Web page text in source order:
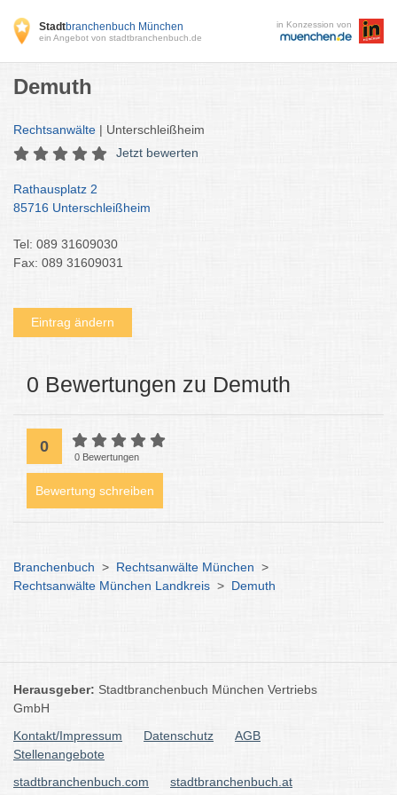
Stadtbranchenbuch München
ein Angebot von stadtbranchenbuch.de
in Konzession von
Demuth
Rechtsanwälte | Unterschleißheim
Jetzt bewerten
Rathausplatz 2
85716 Unterschleißheim
Tel: 089 31609030
Fax: 089 31609031
Eintrag ändern
0 Bewertungen zu Demuth
0
0 Bewertungen
Bewertung schreiben
Branchenbuch > Rechtsanwälte München >
Rechtsanwälte München Landkreis > Demuth
Herausgeber: Stadtbranchenbuch München Vertriebs
GmbH
Kontakt/Impressum
Datenschutz
AGB
Stellenangebote
stadtbranchenbuch.com
stadtbranchenbuch.at